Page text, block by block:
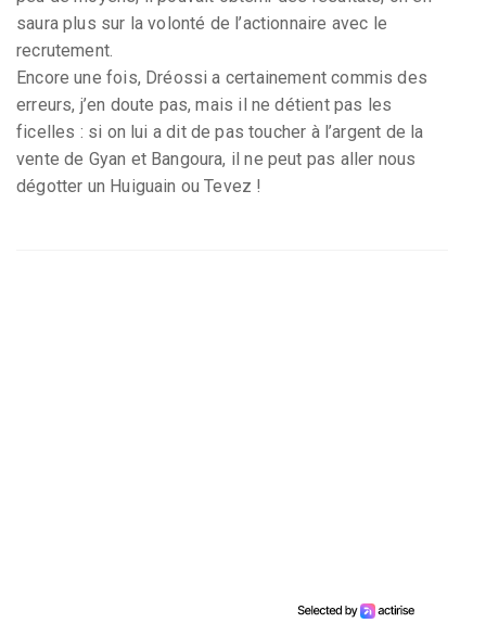
saura plus sur la volonté de l’actionnaire avec le
recrutement.
Encore une fois, Dréossi a certainement commis des
erreurs, j’en doute pas, mais il ne détient pas les
ficelles : si on lui a dit de pas toucher à l’argent de la
vente de Gyan et Bangoura, il ne peut pas aller nous
dégotter un Huiguain ou Tevez !